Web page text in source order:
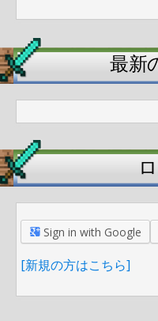
最新
Sign in with Google
[新規の方はこちら]